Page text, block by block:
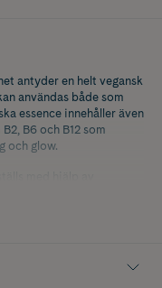
antyder en helt vegansk
användas både som
essence innehåller även
B6 och B12 som
och glow.
förbättrar hudens
och innovativa